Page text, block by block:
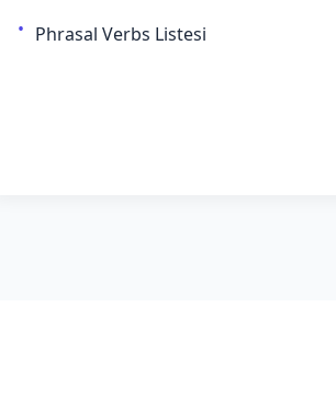
Phrasal Verbs Listesi